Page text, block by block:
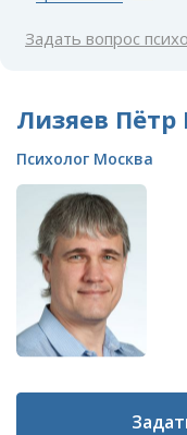
Задать вопрос
Лизяев
Психолог Москва